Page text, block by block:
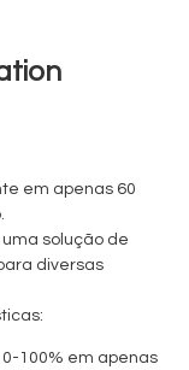
em apenas 60
uma solução de
diversas
100% em apenas